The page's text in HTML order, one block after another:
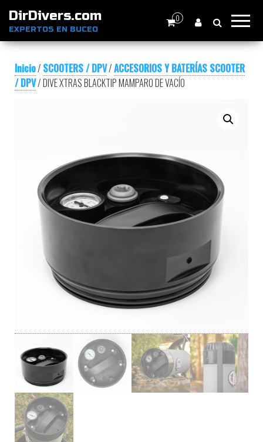
DirDivers.com
EXPERTOS EN BUCEO
0
Inicio/ SCOOTERS / DPV/ACCESORIOS Y BATERÍAS SCOOTER
/ DPV/ DIVE XTRAS BLACKTIP MAMPARO DE VACÍO